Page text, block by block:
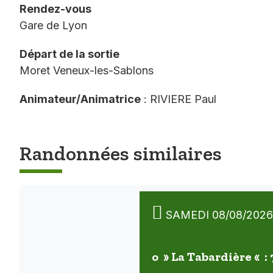
Rendez-vous
Gare de Lyon
Départ de la sortie
Moret Veneux-les-Sablons
Animateur/Animatrice : RIVIERE Paul
Randonnées similaires
SAMEDI 08/08/2026
o » La Tabardière « :